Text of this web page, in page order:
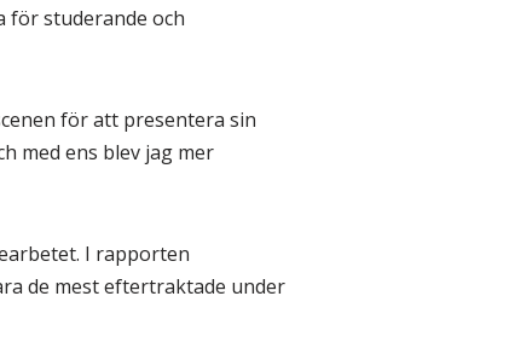
för studerande och
för att presentera sin
med ens blev jag mer
I rapporten
de mest eftertraktade under